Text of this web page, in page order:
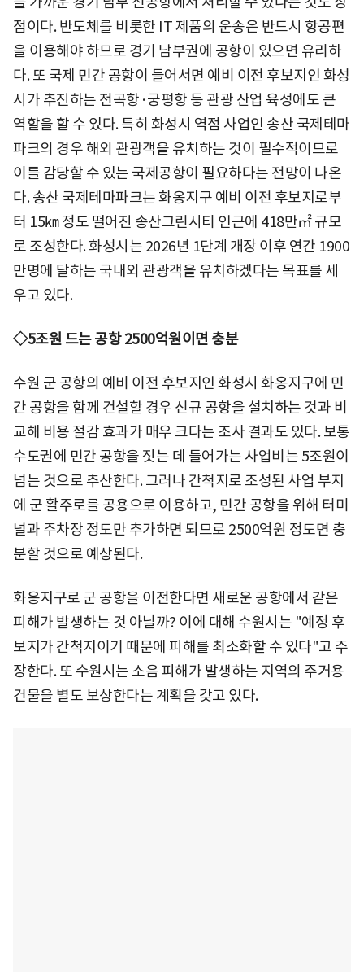
점이다. 반도체를 비롯한 IT 제품의 운송은 반드시 항공편
을 이용해야 하므로 경기 남부권에 공항이 있으면 유리하
다. 또 국제 민간 공항이 들어서면 예비 이전 후보지인 화성
시가 추진하는 전곡항·궁평항 등 관광 산업 육성에도 큰
역할을 할 수 있다. 특히 화성시 역점 사업인 송산 국제테마
파크의 경우 해외 관광객을 유치하는 것이 필수적이므로
이를 감당할 수 있는 국제공항이 필요하다는 전망이 나온
다. 송산 국제테마파크는 화옹지구 예비 이전 후보지로부
터 15㎞ 정도 떨어진 송산그린시티 인근에 418만㎡ 규모
로 조성한다. 화성시는 2026년 1단계 개장 이후 연간 1900
만명에 달하는 국내외 관광객을 유치하겠다는 목표를 세
우고 있다.
◇5조원 드는 공항 2500억원이면 충분
수원 군 공항의 예비 이전 후보지인 화성시 화옹지구에 민
간 공항을 함께 건설할 경우 신규 공항을 설치하는 것과 비
교해 비용 절감 효과가 매우 크다는 조사 결과도 있다. 보통
수도권에 민간 공항을 짓는 데 들어가는 사업비는 5조원이
넘는 것으로 추산한다. 그러나 간척지로 조성된 사업 부지
에 군 활주로를 공용으로 이용하고, 민간 공항을 위해 터미
널과 주차장 정도만 추가하면 되므로 2500억원 정도면 충
분할 것으로 예상된다.
화옹지구로 군 공항을 이전한다면 새로운 공항에서 같은
피해가 발생하는 것 아닐까? 이에 대해 수원시는 "예정 후
보지가 간척지이기 때문에 피해를 최소화할 수 있다"고 주
장한다. 또 수원시는 소음 피해가 발생하는 지역의 주거용
건물을 별도 보상한다는 계획을 갖고 있다.